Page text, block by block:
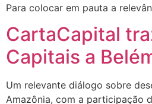
Para colocar em pauta a
CartaCapital
Capitais a
Um relevante diálogo sobre
Amazônia, com a participação